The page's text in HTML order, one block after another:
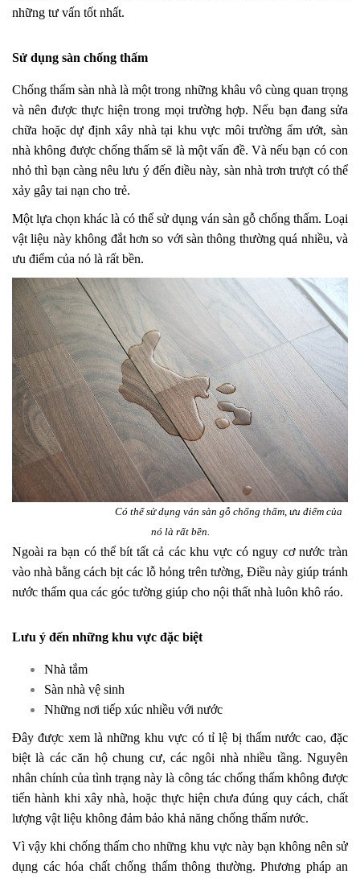
những tư vấn tốt nhất.
Sử dụng sàn chống thấm
Chống thấm sàn nhà là một trong những khâu vô cùng quan trọng
và nên được thực hiện trong mọi trường hợp. Nếu bạn đang sửa
chữa hoặc dự định xây nhà tại khu vực môi trường ẩm ướt, sàn
nhà không được chống thấm sẽ là một vấn đề. Và nếu bạn có con
nhỏ thì bạn càng nêu lưu ý đến điều này, sàn nhà trơn trượt có thể
xảy gây tai nạn cho trẻ.
Một lựa chọn khác là có thể sử dụng ván sàn gỗ chống thấm. Loại
vật liệu này không đắt hơn so với sàn thông thường quá nhiều, và
ưu điểm của nó là rất bền.
Có thể sử dụng ván sàn gỗ chống thấm, ưu điểm của
nó là rất bền.
Ngoài ra bạn có thể bít tất cả các khu vực có nguy cơ nước tràn
vào nhà bằng cách bịt các lỗ hỏng trên tường, Điều này giúp tránh
nước thấm qua các góc tường giúp cho nội thất nhà luôn khô ráo.
Lưu ý đến những khu vực đặc biệt
Nhà tắm
Sàn nhà vệ sinh
Những nơi tiếp xúc nhiều với nước
Đây được xem là những khu vực có tỉ lệ bị thấm nước cao, đặc
biệt là các căn hộ chung cư, các ngôi nhà nhiều tầng. Nguyên
nhân chính của tình trạng này là công tác chống thấm không được
tiến hành khi xây nhà, hoặc thực hiện chưa đúng quy cách, chất
lượng vật liệu không đảm bảo khả năng chống thấm nước.
Vì vậy khi chống thấm cho những khu vực này bạn không nên sử
dụng các hóa chất chống thấm thông thường. Phương pháp an